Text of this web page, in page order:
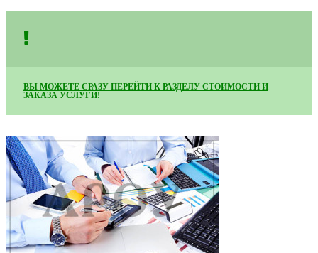
ВЫ МОЖЕТЕ СРАЗУ ПЕРЕЙТИ К РАЗДЕЛУ СТОИМОСТИ И
ЗАКАЗА УСЛУГИ!